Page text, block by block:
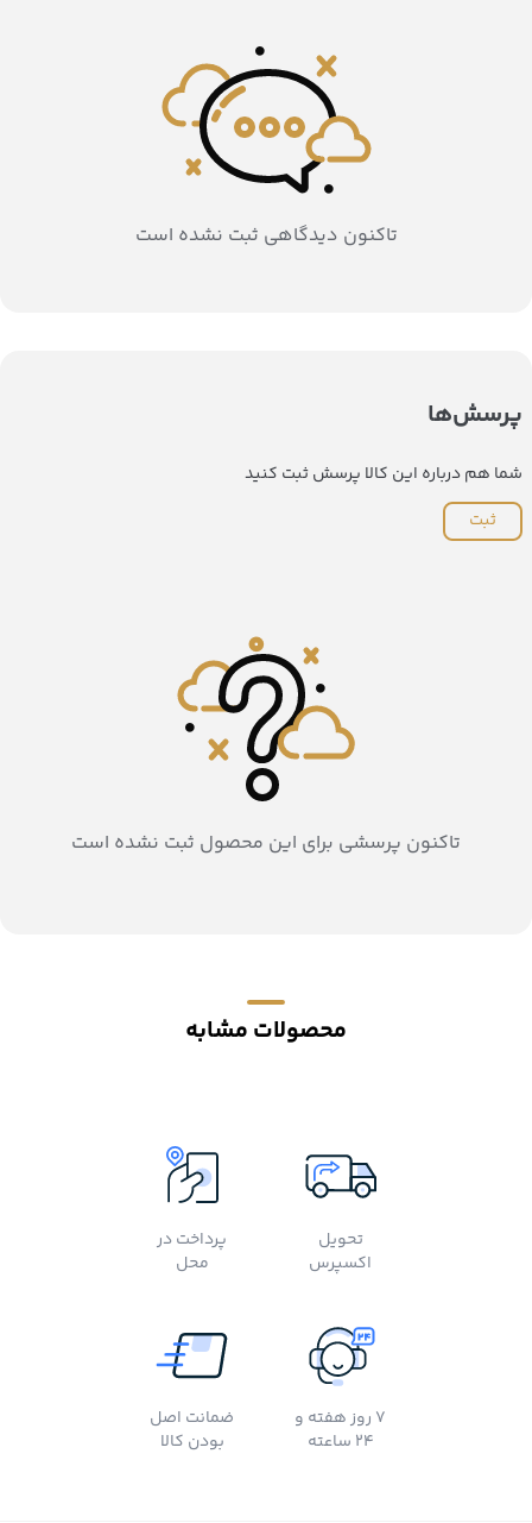
تاکنون دیدگاهی ثبت نشده است
پرسش‌ها
شما هم درباره این کالا پرسش ثبت کنید
ثبت
تاکنون پرسشی برای این محصول ثبت نشده است
محصولات مشابه
تحویل
اکسپرس
پرداخت در
محل
7 روز هفته و
24 ساعته
ضمانت اصل
بودن کالا